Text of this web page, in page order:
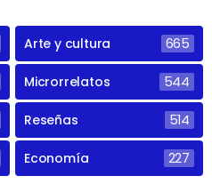
Arte y cultura 665
Microrrelatos 544
Reseñas 514
Economía 227